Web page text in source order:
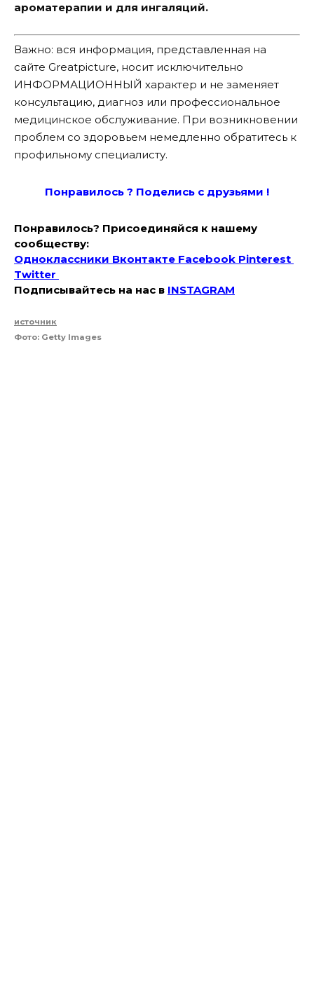
ароматерапии и для ингаляций.
Важно: вся информация, представленная на
сайте Greatpicture, носит исключительно
ИНФОРМАЦИОННЫЙ характер и не заменяет
консультацию, диагноз или профессиональное
медицинское обслуживание. При возникновении
проблем со здоровьем немедленно обратитесь к
профильному специалисту.
Понравилось ? Поделись с друзьями !
Понравилось? Присоединяйся к нашему
сообществу:
Одноклассники Вконтакте Facebook Pinterest
Twitter
Подписывайтесь на наc в INSTAGRAM
источник
Фото: Getty Images